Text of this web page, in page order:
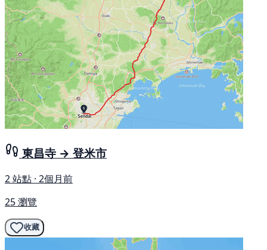
東昌寺 → 登米市
2 站點 · 2個月前
25 瀏覽
收藏